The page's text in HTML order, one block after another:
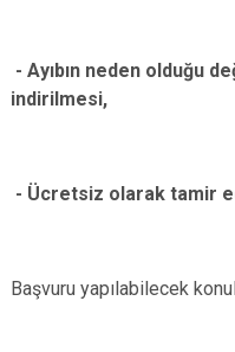
- Ayıbın neden olduğu
indirilmesi,
- Ücretsiz olarak tamir
Başvuru yapılabilecek